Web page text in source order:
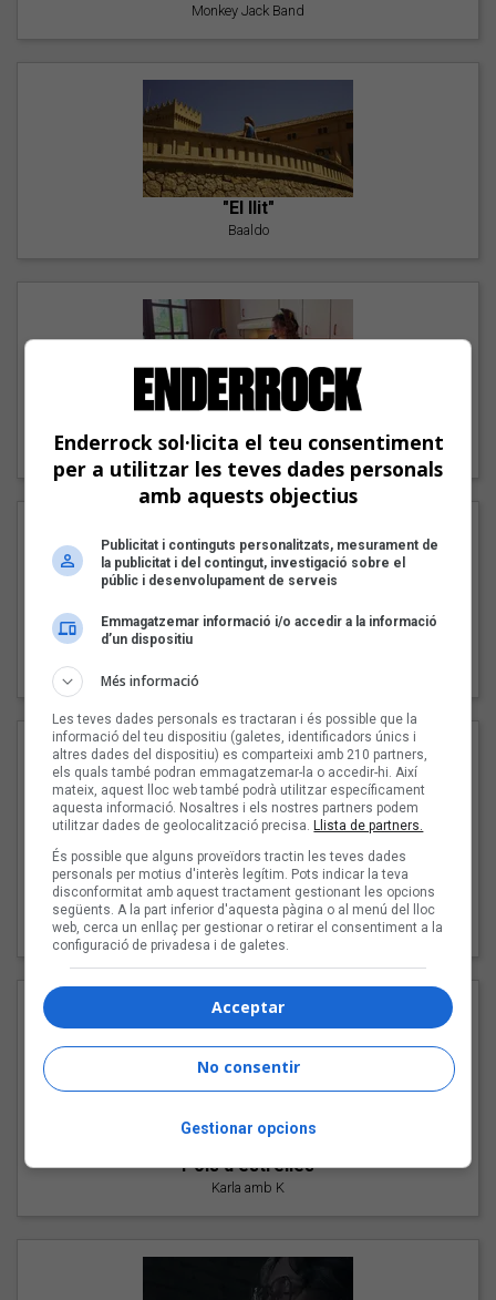
Monkey Jack Band
"El llit"
Baaldo
Carmen y María
"Les cabres"
94 Rules amb Compte
"Pols d'estrelles"
Karla amb K
Enderrock sol·licita el teu consentiment
per a utilitzar les teves dades personals
amb aquests objectius
Publicitat i continguts personalitzats, mesurament de
la publicitat i del contingut, investigació sobre el
públic i desenvolupament de serveis
Emmagatzemar informació i/o accedir a la informació
d’un dispositiu
Més informació
Les teves dades personals es tractaran i és possible que la
informació del teu dispositiu (galetes, identificadors únics i
altres dades del dispositiu) es comparteixi amb 210 partners,
els quals també podran emmagatzemar-la o accedir-hi. Així
mateix, aquest lloc web també podrà utilitzar específicament
aquesta informació. Nosaltres i els nostres partners podem
utilitzar dades de geolocalització precisa. Llista de partners.
És possible que alguns proveïdors tractin les teves dades
personals per motius d'interès legítim. Pots indicar la teva
disconformitat amb aquest tractament gestionant les opcions
següents. A la part inferior d'aquesta pàgina o al menú del lloc
web, cerca un enllaç per gestionar o retirar el consentiment a la
configuració de privadesa i de galetes.
Acceptar
No consentir
Gestionar opcions